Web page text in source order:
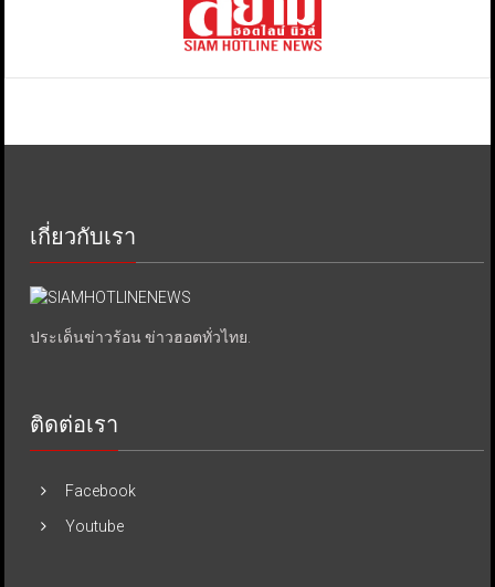
เกี่ยวกับเรา
ประเด็นข่าวร้อน ข่าวฮอตทั่วไทย.
ติดต่อเรา
Facebook
Youtube